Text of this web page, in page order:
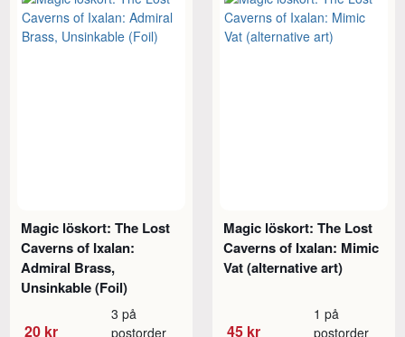
Magic löskort: The Lost
Caverns of Ixalan:
Admiral Brass,
Unsinkable (Foil)
20 kr
3 på
postorder
Magic löskort: The Lost
Caverns of Ixalan: Mimic
Vat (alternative art)
45 kr
1 på
postorder